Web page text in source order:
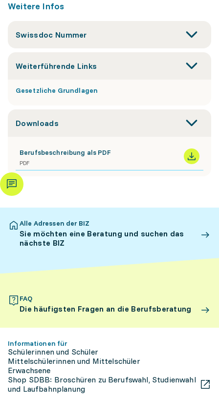
Weitere Infos
Swissdoc Nummer
Weiterführende Links
Gesetzliche Grundlagen
Downloads
Berufsbeschreibung als PDF
PDF
Alle Adressen der BIZ
Sie möchten eine Beratung und suchen das
nächste BIZ
FAQ
Die häufigsten Fragen an die Berufsberatung
Informationen für
Schülerinnen und Schüler
Mittelschülerinnen und Mittelschüler
Erwachsene
Shop SDBB: Broschüren zu Berufswahl, Studienwahl
und Laufbahnplanung